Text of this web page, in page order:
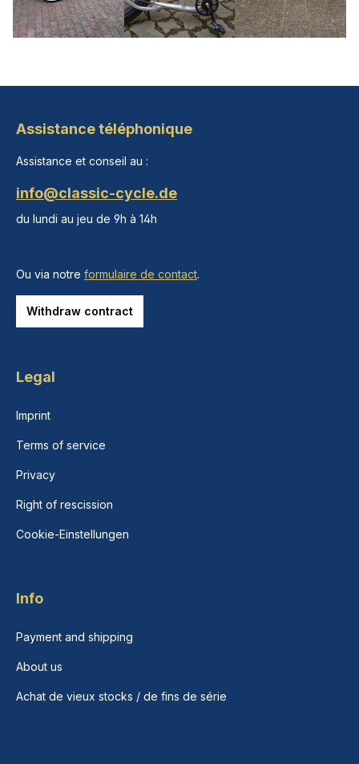
Assistance téléphonique
Assistance et conseil au :
info@classic-cycle.de
du lundi au jeu de 9h à 14h
Ou via notre formulaire de contact.
Withdraw contract
Legal
Imprint
Terms of service
Privacy
Right of rescission
Cookie-Einstellungen
Info
Payment and shipping
About us
Achat de vieux stocks / de fins de série